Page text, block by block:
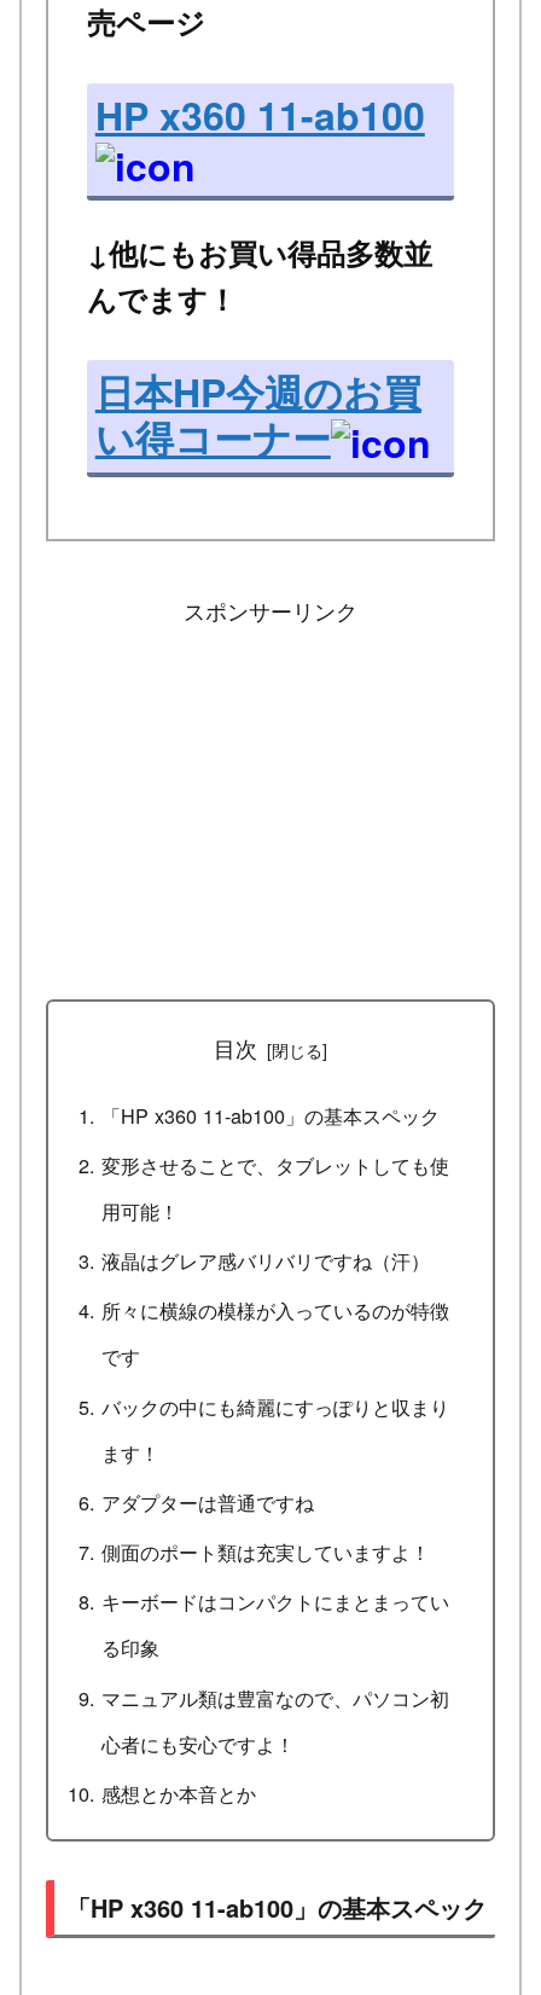
売ページ
HP x360 11-ab100
↓他にもお買い得品多数並
んでます！
日本HP今週のお買
い得コーナー
スポンサーリンク
目次
「HP x360 11-ab100」の基本スペック
変形させることで、タブレットしても使
用可能！
液晶はグレア感バリバリですね（汗）
所々に横線の模様が入っているのが特徴
です
バックの中にも綺麗にすっぽりと収まり
ます！
アダプターは普通ですね
側面のポート類は充実していますよ！
キーボードはコンパクトにまとまってい
る印象
マニュアル類は豊富なので、パソコン初
心者にも安心ですよ！
感想とか本音とか
「HP x360 11-ab100」の基本スペック